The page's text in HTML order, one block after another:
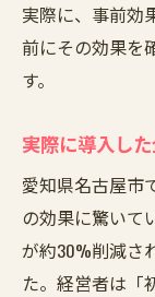
実際に、事前効
前にその効果を
す。
実際に導入し
愛知県名古屋市
の効果に驚いて
が約30%削減さ
た。経営者は「